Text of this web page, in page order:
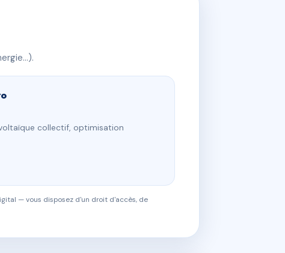
collectif, optimisation
— vous disposez d'un droit d'accès, de